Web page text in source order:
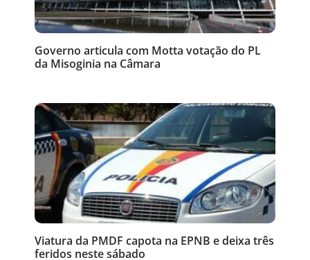
Governo articula com Motta votação do PL
da Misoginia na Câmara
Viatura da PMDF capota na EPNB e deixa três
feridos neste sábado